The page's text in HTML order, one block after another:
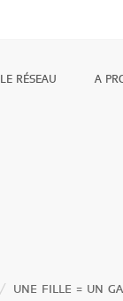
LE RÉSEAU A
UNE FILLE = UN